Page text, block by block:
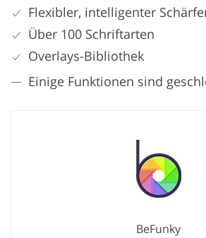
Flexibler, intelligenter
Über 100 Schriftarten
Overlays-Bibliothek
Einige Funktionen sind
BeFunky